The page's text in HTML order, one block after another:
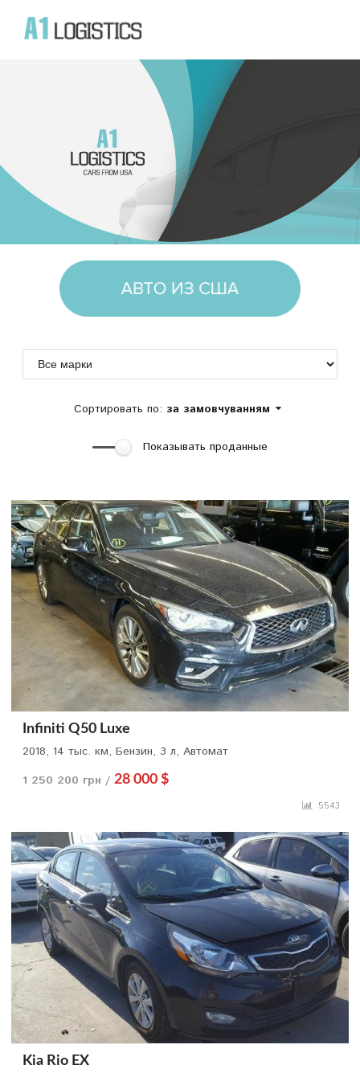
Сортировать по: за замовчуванням
Показывать проданные
Infiniti Q50 Luxe
2018, 14 тыс. км, Бензин, 3 л, Автомат
1 250 200 грн / 28 000 $
5543
Kia Rio EX